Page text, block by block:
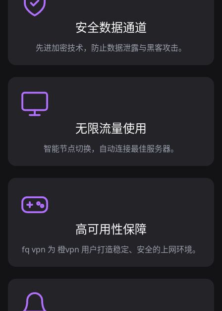
安全数据通道
先进加密技术，防止数据泄露与黑客攻击。
无限流量使用
智能节点切换，自动连接最佳服务器。
高可用性保障
fq vpn 为 橙vpn 用户打造稳定、安全的上网环境。